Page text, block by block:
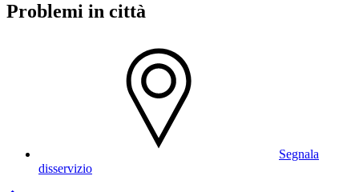
Problemi in città
Segnala
disservizio